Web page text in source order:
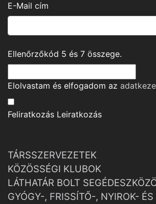
E-Mail cím
Ellenőrzőkód 5 és 7 összege.
Elolvastam és elfogadom az
Feliratkozás Leiratkozás
TÁRSSZERVEZETEK
KÖZÖSSÉGI KLUBOK
LÁTHATÁR BOLT
GYÓGY-, FRISSÍTŐ-, NYIROK- ÉS